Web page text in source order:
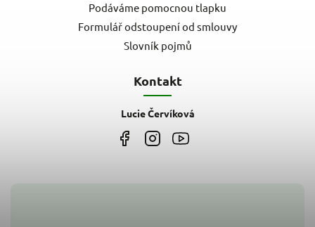
Podáváme pomocnou tlapku
Formulář odstoupení od smlouvy
Slovník pojmů
Kontakt
Lucie Červíková